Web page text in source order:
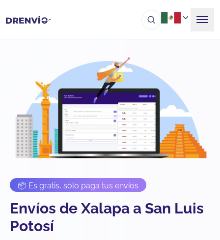
📦 Es gratis, sólo paga tus envíos
Envíos de Xalapa a San Luis
Potosí